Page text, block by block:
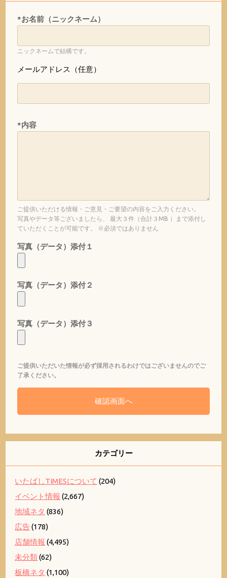
*お名前（ニックネーム）
ニックネームで結構です。
メールアドレス（任意）
*内容
ご提供いただける情報・ご意見・ご要望の内容をご入力ください。
写真やデータ等ございましたら、 最大３件（合計３MB ）まで添付し
ていただくことが可能です。 ※必須ではありません
写真（データ）添付１
写真（データ）添付２
写真（データ）添付３
ご提供いただいた情報が必ず採用されるわけではございませんのでご
了承ください。
カテゴリー
いたばしTIMESについて (204)
イベント情報 (2,667)
地域ネタ (836)
広告(178)
店舗情報 (4,495)
未分類(62)
板橋ネタ (1,100)